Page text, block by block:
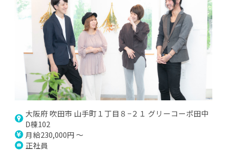
大阪府 吹田市 山手町１丁目８−２１ グリーコーポ田中
D棟102
月給230,000円 ～
正社員